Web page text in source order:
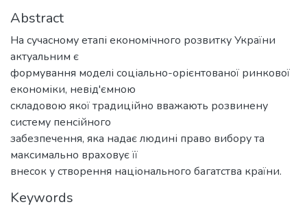
Abstract
На сучасному етапі економічного розвитку України
актуальним є
формування моделі соціально-орієнтованої ринкової
економіки, невід'ємною
складовою якої традиційно вважають розвинену
систему пенсійного
забезпечення, яка надає людині право вибору та
максимально враховує її
внесок у створення національного багатства країни.
Keywords